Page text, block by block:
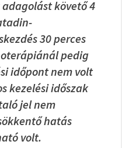
követő 4
30 perces
pedig
időpont nem volt
kezelési időszak
jel nem
hatás
volt.